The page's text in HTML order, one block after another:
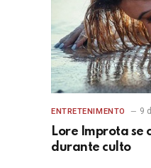
ENTRETENIMENTO 9
Lore Improta se
durante culto